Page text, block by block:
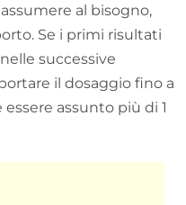
al bisogno,
Se i primi risultati
successive
il dosaggio fino a
assunto più di 1